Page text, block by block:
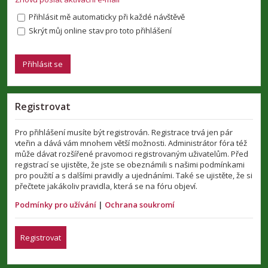
Přihlásit mě automaticky při každé návštěvě
Skrýt můj online stav pro toto přihlášení
Registrovat
Pro přihlášení musíte být registrován. Registrace trvá jen pár
vteřin a dává vám mnohem větší možnosti. Administrátor fóra též
může dávat rozšířené pravomoci registrovaným uživatelům. Před
registrací se ujistěte, že jste se obeznámili s našimi podmínkami
pro použití a s dalšími pravidly a ujednáními. Také se ujistěte, že si
přečtete jakákoliv pravidla, která se na fóru objeví.
Podmínky pro užívání | Ochrana soukromí
Registrovat